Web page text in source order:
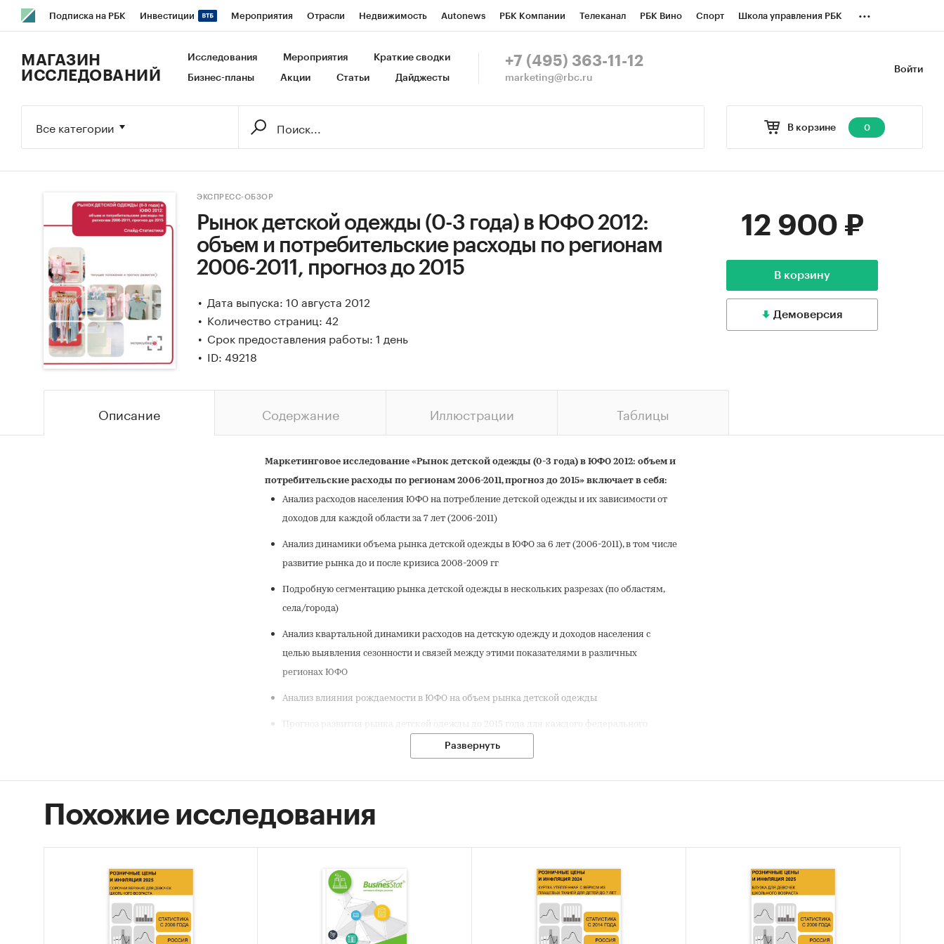
Подписка на РБК Инвестиции Мероприятия Отрасли Недвижимость Autonews РБК Компании Телеканал РБК Вино Спорт Школа управления РБК
Исследования Кредитные рейтинги Франшизы Газета Спецпроекты СПб Конференции СПб Спецпроекты
...
Войти
МАГАЗИН
ИССЛЕДОВАНИЙ
Исследования Мероприятия Краткие сводки
Бизнес-планы Акции Статьи Дайджесты
+7 (495) 363-11-12
marketing@rbc.ru
В корзине 0
Все категории
ЭКСПРЕСС-ОБЗОР
Рынок детской одежды (0-3 года) в ЮФО 2012:
объем и потребительские расходы по регионам
2006-2011, прогноз до 2015
Дата выпуска: 10 августа 2012
Количество страниц: 42
Срок предоставления работы: 1 день
ID: 49218
12 900 ₽
В корзину
Демоверсия
Описание Содержание Иллюстрации Таблицы
Маркетинговое исследование «Рынок детской одежды (0-3 года) в ЮФО 2012: объем и
потребительские расходы по регионам 2006-2011, прогноз до 2015» включает в себя:
Анализ расходов населения ЮФО на потребление детской одежды и их зависимости от
доходов для каждой области за 7 лет (2006-2011)
Анализ динамики объема рынка детской одежды в ЮФО за 6 лет (2006-2011), в том числе
развитие рынка до и после кризиса 2008-2009 гг
Подробную сегментацию рынка детской одежды в нескольких разрезах (по областям,
села/города)
Анализ квартальной динамики расходов на детскую одежду и доходов населения с
целью выявления сезонности и связей между этими показателями в различных
регионах ЮФО
Анализ влияния рождаемости в ЮФО на объем рынка детской одежды
Прогноз развития рынка детской одежды до 2015 года для каждого федерального
Годовая (2006-2011) и квартальная (1 кв. 2010-4 кв. 2011) динамика расходов на покупку
Численность населения (2011 год) по федеральным округам и областям, а также в
разрезе городского и сельского населения
Рождаемость (2011 г.) с выделением федеральных округов и областей, а так же в разрезе
Развернуть
Похожие исследования